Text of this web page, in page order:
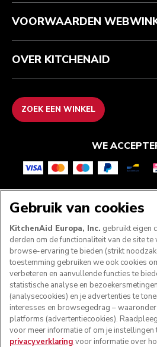
Recupel
ODR
VOORWAARDEN
OVER KITCHENAID
ZOEK EEN WINKEL
WE
VOLG ONS
© KitchenAid 2026 - Alle
Gebruik van cookies
KitchenAid Europa, Inc. gebruikt eigen
derden om de functionaliteit van de site
browse-ervaring te bieden (strikt
toestemming gebruiken we ook cookies
verbeteren en aanvullende functies te
statistische analyse en
(analysecookies) en je advertenties te
interesses en browsegedrag –
platforms (advertentiecookies).
voor meer informatie of om je instellingen
privacyverklaring voor informatie over